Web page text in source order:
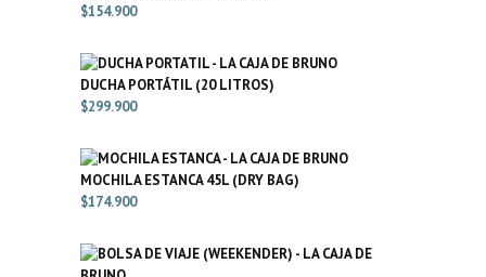
$154.900
DUCHA PORTÁTIL (20 LITROS)
$299.900
MOCHILA ESTANCA 45L (DRY BAG)
$174.900